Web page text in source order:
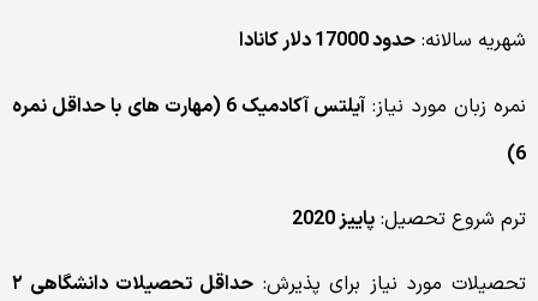
شهریه سالانه: حدود 17000 دلار کانادا
نمره زبان مورد نیاز:
آیلتس آکادمیک 6 (مهارت های با حداقل نمره
6)
ترم شروع تحصیل: پاییز 2020
تحصیلات مورد نیاز برای پذیرش:
حداقل تحصیلات دانشگاهی ۲